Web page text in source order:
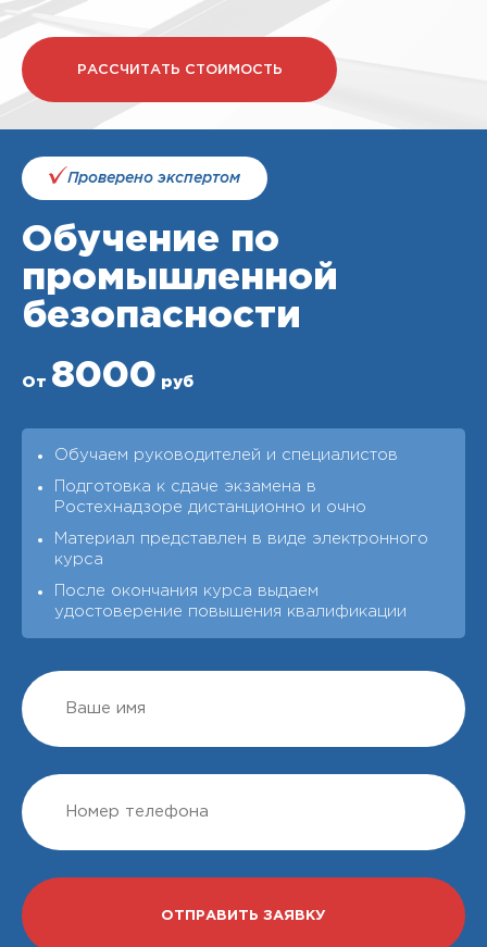
РАССЧИТАТЬ СТОИМОСТЬ
Проверено экспертом
Обучение по
промышленной
безопасности
От 8000 руб
Обучаем руководителей и специалистов
Подготовка к сдаче экзамена в
Ростехнадзоре дистанционно и очно
Материал представлен в виде электронного
курса
После окончания курса выдаeм
удостоверение повышения квалификации